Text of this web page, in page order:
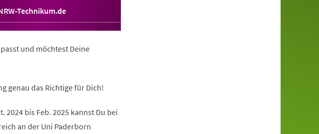
Technikum.de
und möchtest Deine
genau das Richtige für Dich!
bis Feb. 2025 kannst Du bei
an der Uni Paderborn